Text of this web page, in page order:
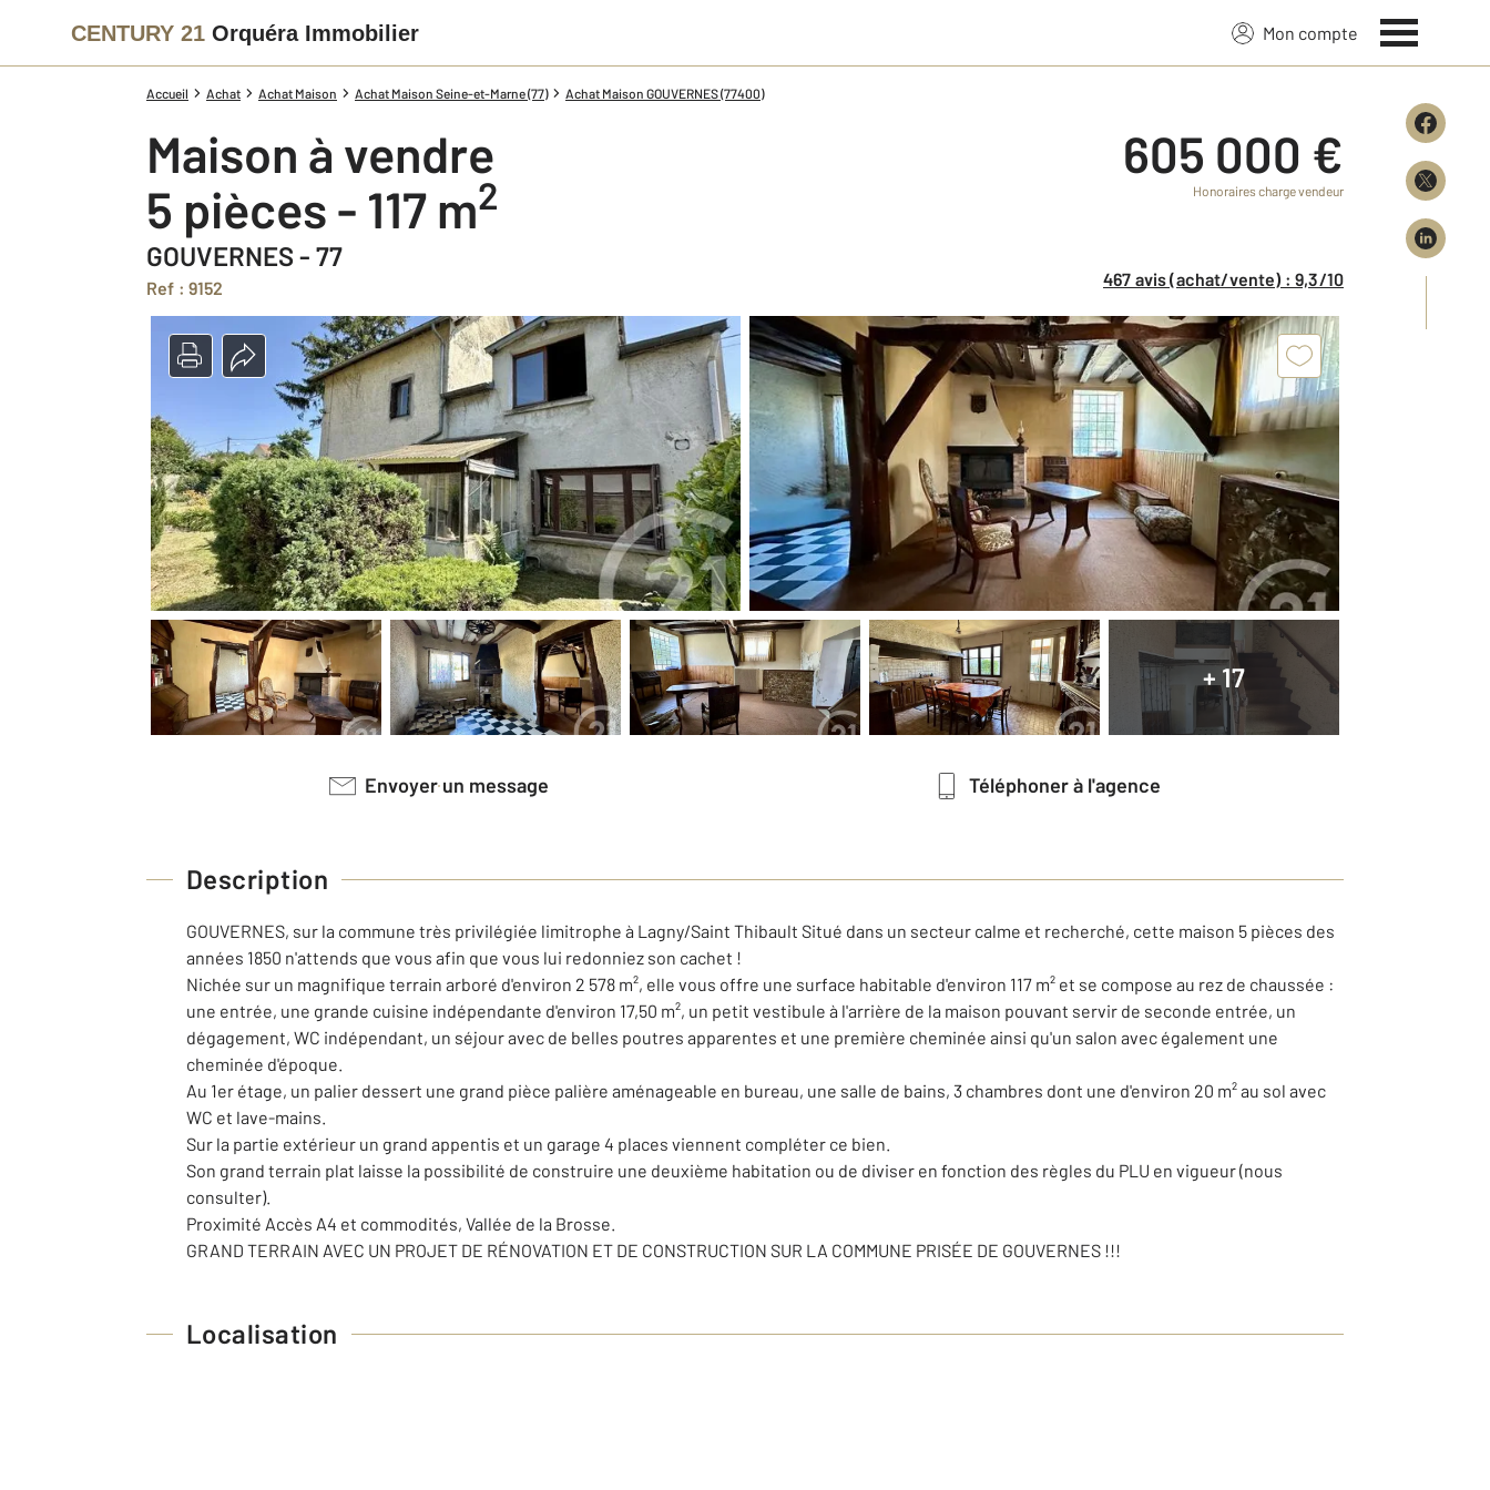
CENTURY 21 Orquéra Immobilier Mon compte
Accueil Achat Achat Maison Achat Maison Seine-et-Marne (77) Achat Maison GOUVERNES (77400)
Maison à vendre
5 pièces - 117 m2
GOUVERNES - 77
Ref : 9152
605 000 €
Honoraires charge vendeur
467 avis (achat/vente) : 9,3/10
+ 17
Envoyer un message Téléphoner à l'agence
Description
GOUVERNES, sur la commune très privilégiée limitrophe à Lagny/Saint Thibault Situé dans un secteur calme et recherché, cette maison 5 pièces des
années 1850 n'attends que vous afin que vous lui redonniez son cachet !
Nichée sur un magnifique terrain arboré d'environ 2 578 m², elle vous offre une surface habitable d'environ 117 m² et se compose au rez de chaussée :
une entrée, une grande cuisine indépendante d'environ 17,50 m², un petit vestibule à l'arrière de la maison pouvant servir de seconde entrée, un
dégagement, WC indépendant, un séjour avec de belles poutres apparentes et une première cheminée ainsi qu'un salon avec également une
cheminée d'époque.
Au 1er étage, un palier dessert une grand pièce palière aménageable en bureau, une salle de bains, 3 chambres dont une d'environ 20 m² au sol avec
WC et lave-mains.
Sur la partie extérieur un grand appentis et un garage 4 places viennent compléter ce bien.
Son grand terrain plat laisse la possibilité de construire une deuxième habitation ou de diviser en fonction des règles du PLU en vigueur (nous
consulter).
Proximité Accès A4 et commodités, Vallée de la Brosse.
GRAND TERRAIN AVEC UN PROJET DE RÉNOVATION ET DE CONSTRUCTION SUR LA COMMUNE PRISÉE DE GOUVERNES !!!
Localisation